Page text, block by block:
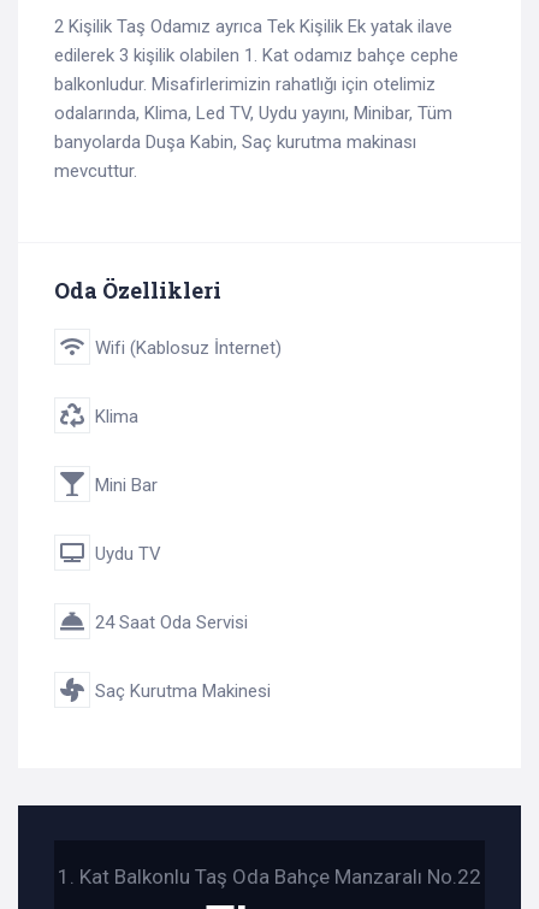
2 Kişilik Taş Odamız ayrıca Tek Kişilik Ek yatak ilave
edilerek 3 kişilik olabilen 1. Kat odamız bahçe cephe
balkonludur. Misafirlerimizin rahatlığı için otelimiz
odalarında, Klima, Led TV, Uydu yayını, Minibar, Tüm
banyolarda Duşa Kabin, Saç kurutma makinası
mevcuttur.
Oda Özellikleri
Wifi (Kablosuz İnternet)
Klima
Mini Bar
Uydu TV
24 Saat Oda Servisi
Saç Kurutma Makinesi
1. Kat Balkonlu Taş Oda Bahçe Manzaralı No.22